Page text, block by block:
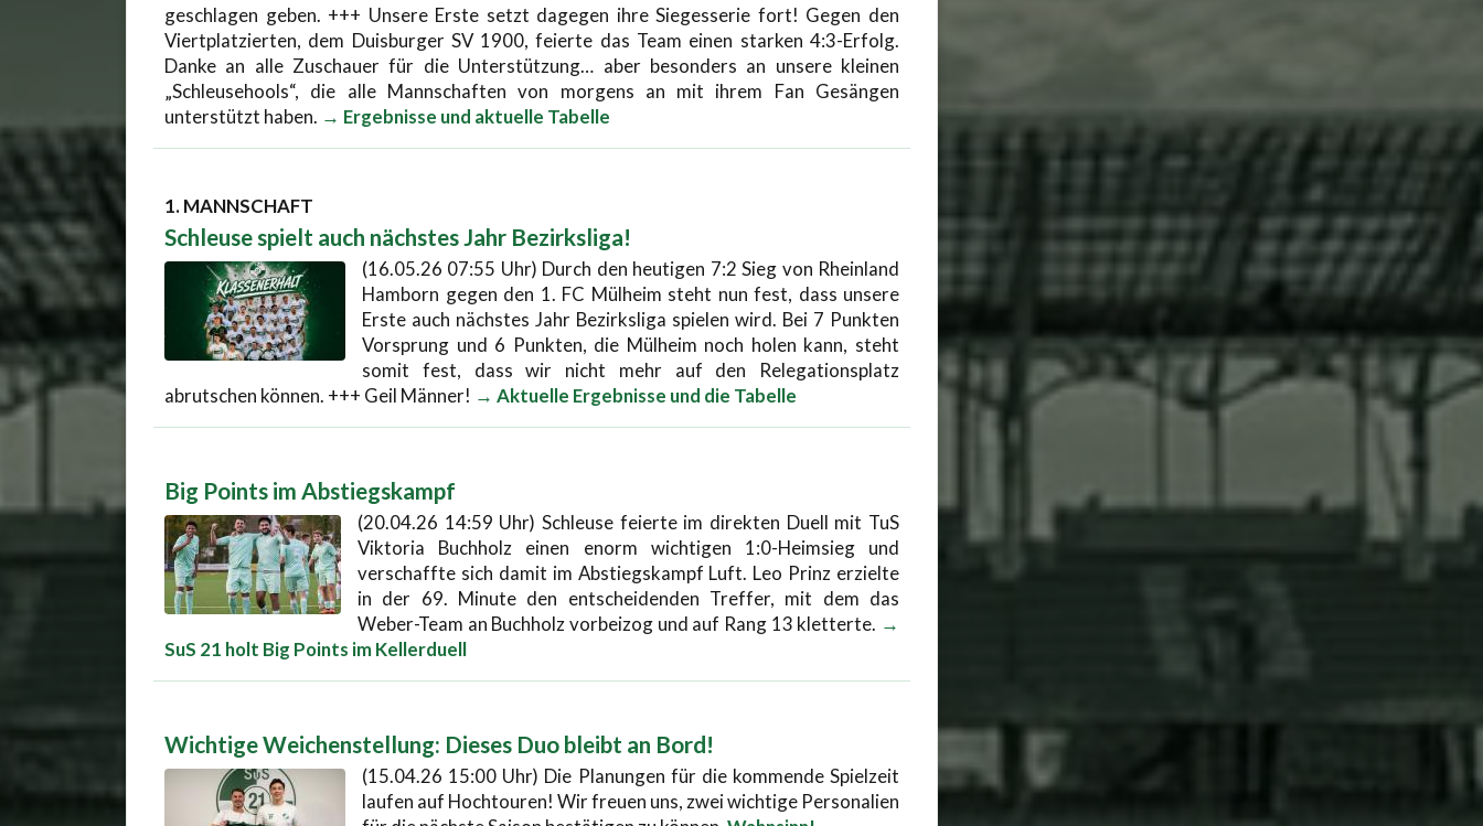
geschlagen geben. +++ Unsere Erste setzt dagegen ihre Siegesserie fort! Gegen den
Viertplatzierten, dem Duisburger SV 1900, feierte das Team einen starken 4:3-Erfolg.
Danke an alle Zuschauer für die Unterstützung… aber besonders an unsere kleinen
„Schleusehools“, die alle Mannschaften von morgens an mit ihrem Fan Gesängen
unterstützt haben. → Ergebnisse und aktuelle Tabelle
1. MANNSCHAFT
Schleuse spielt auch nächstes Jahr Bezirksliga!
(16.05.26 07:55 Uhr) Durch den heutigen 7:2 Sieg von Rheinland
Hamborn gegen den 1. FC Mülheim steht nun fest, dass unsere
Erste auch nächstes Jahr Bezirksliga spielen wird. Bei 7 Punkten
Vorsprung und 6 Punkten, die Mülheim noch holen kann, steht
somit fest, dass wir nicht mehr auf den Relegationsplatz
abrutschen können. +++ Geil Männer! → Aktuelle Ergebnisse und die Tabelle
Big Points im Abstiegskampf
(20.04.26 14:59 Uhr) Schleuse feierte im direkten Duell mit TuS
Viktoria Buchholz einen enorm wichtigen 1:0-Heimsieg und
verschaffte sich damit im Abstiegskampf Luft. Leo Prinz erzielte
in der 69. Minute den entscheidenden Treffer, mit dem das
Weber-Team an Buchholz vorbeizog und auf Rang 13 kletterte. →
SuS 21 holt Big Points im Kellerduell
Wichtige Weichenstellung: Dieses Duo bleibt an Bord!
(15.04.26 15:00 Uhr) Die Planungen für die kommende Spielzeit
laufen auf Hochtouren! Wir freuen uns, zwei wichtige Personalien